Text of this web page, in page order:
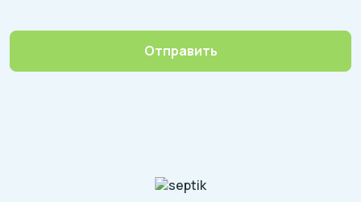
Отправить